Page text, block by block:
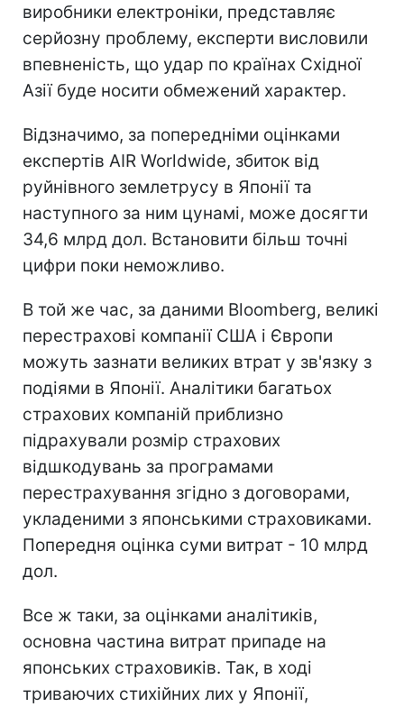
виробники електроніки, представляє
серйозну проблему, експерти висловили
впевненість, що удар по країнах Східної
Азії буде носити обмежений характер.
Відзначимо, за попередніми оцінками
експертів AIR Worldwide, збиток від
руйнівного землетрусу в Японії та
наступного за ним цунамі, може досягти
34,6 млрд дол. Встановити більш точні
цифри поки неможливо.
В той же час, за даними Bloomberg, великі
перестрахові компанії США і Європи
можуть зазнати великих втрат у зв'язку з
подіями в Японії. Аналітики багатьох
страхових компаній приблизно
підрахували розмір страхових
відшкодувань за програмами
перестрахування згідно з договорами,
укладеними з японськими страховиками.
Попередня оцінка суми витрат - 10 млрд
дол.
Все ж таки, за оцінками аналітиків,
основна частина витрат припаде на
японських страховиків. Так, в ході
триваючих стихійних лих у Японії,